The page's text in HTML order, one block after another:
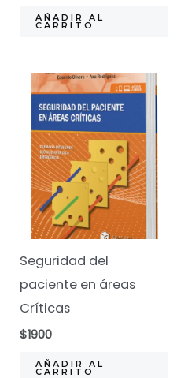
original
era:
actual
es:
AÑADIR AL
CARRITO
Seguridad del
paciente en áreas
Críticas
$1900
AÑADIR AL
CARRITO